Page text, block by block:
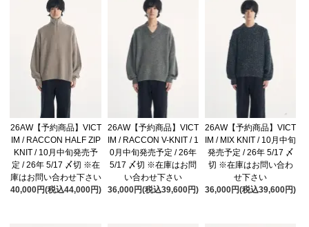
26AW【予約商品】VICT
IM / RACCON HALF ZIP
KNIT / 10月中旬発売予
定 / 26年 5/17 〆切 ※在
庫はお問い合わせ下さい
40,000円(税込44,000円)
26AW【予約商品】VICT
IM / RACCON V-KNIT / 1
0月中旬発売予定 / 26年
5/17 〆切 ※在庫はお問
い合わせ下さい
36,000円(税込39,600円)
26AW【予約商品】VICT
IM / MIX KNIT / 10月中旬
発売予定 / 26年 5/17 〆
切 ※在庫はお問い合わ
せ下さい
36,000円(税込39,600円)